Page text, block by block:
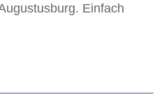
Einfach